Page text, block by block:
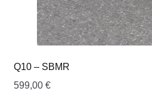
Q10 – SBMR
599,00 €